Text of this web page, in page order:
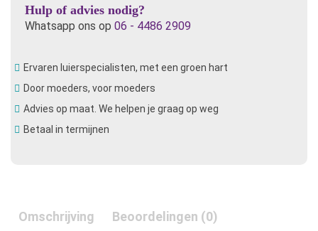
Hulp of advies nodig?
Whatsapp ons op 06 - 4486 2909
Ervaren luierspecialisten, met een groen hart
Door moeders, voor moeders
Advies op maat. We helpen je graag op weg
Betaal in termijnen
Omschrijving Beoordelingen (0)